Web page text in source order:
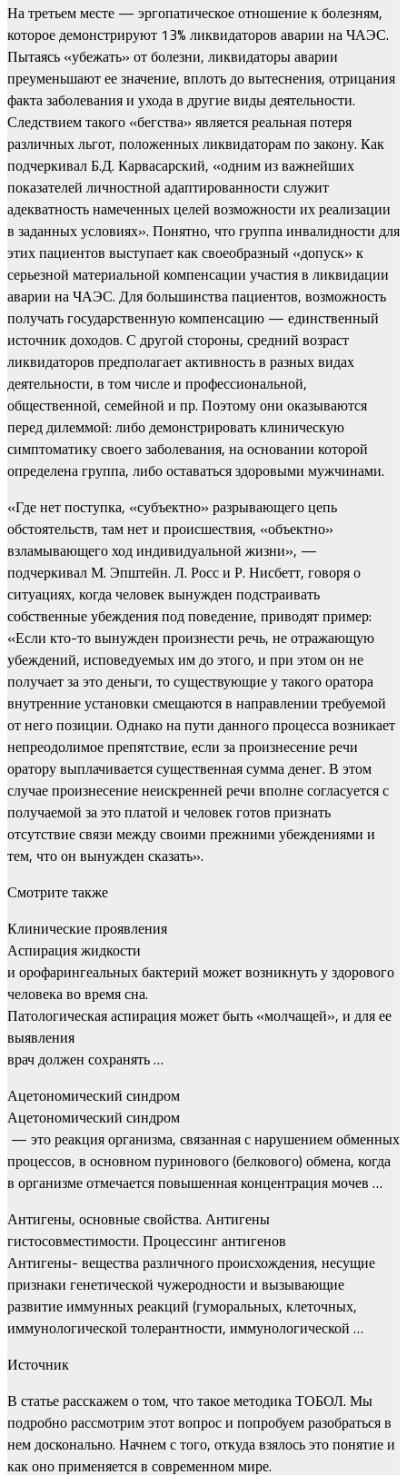
На третьем месте — эргопатическое отношение к болезням,
которое демонстрируют 13% ликвидаторов аварии на ЧАЭС.
Пытаясь «убежать» от болезни, ликвидаторы аварии
преуменьшают ее значение, вплоть до вытеснения, отрицания
факта заболевания и ухода в другие виды деятельности.
Следствием такого «бегства» является реальная потеря
различных льгот, положенных ликвидаторам по закону. Как
подчеркивал Б.Д. Карвасарский, «одним из важнейших
показателей личностной адаптированности служит
адекватность намеченных целей возможности их реализации
в заданных условиях». Понятно, что группа инвалидности для
этих пациентов выступает как своеобразный «допуск» к
серьезной материальной компенсации участия в ликвидации
аварии на ЧАЭС. Для большинства пациентов, возможность
получать государственную компенсацию — единственный
источник доходов. С другой стороны, средний возраст
ликвидаторов предполагает активность в разных видах
деятельности, в том числе и профессиональной,
общественной, семейной и пр. Поэтому они оказываются
перед дилеммой: либо демонстрировать клиническую
симптоматику своего заболевания, на основании которой
определена группа, либо оставаться здоровыми мужчинами.
«Где нет поступка, «субъектно» разрывающего цепь
обстоятельств, там нет и происшествия, «объектно»
взламывающего ход индивидуальной жизни», —
подчеркивал М. Эпштейн. Л. Росс и Р. Нисбетт, говоря о
ситуациях, когда человек вынужден подстраивать
собственные убеждения под поведение, приводят пример:
«Если кто-то вынужден произнести речь, не отражающую
убеждений, исповедуемых им до этого, и при этом он не
получает за это деньги, то существующие у такого оратора
внутренние установки смещаются в направлении требуемой
от него позиции. Однако на пути данного процесса возникает
непреодолимое препятствие, если за произнесение речи
оратору выплачивается существенная сумма денег. В этом
случае произнесение неискренней речи вполне согласуется с
получаемой за это платой и человек готов признать
отсутствие связи между своими прежними убеждениями и
тем, что он вынужден сказать».
Смотрите также
Клинические проявления
Аспирация жидкости
и орофарингеальных бактерий может возникнуть у здорового
человека во время сна.
Патологическая аспирация может быть «молчащей», и для ее
выявления
врач должен сохранять …
Ацетономический синдром
Ацетономический синдром
— это реакция организма, связанная с нарушением обменных
процессов, в основном пуринового (белкового) обмена, когда
в организме отмечается повышенная концентрация мочев …
Антигены, основные свойства. Антигены
гистосовместимости. Процессинг антигенов
Антигены- вещества различного происхождения, несущие
признаки генетической чужеродности и вызывающие
развитие иммунных реакций (гуморальных, клеточных,
иммунологической толерантности, иммунологической …
Источник
В статье расскажем о том, что такое методика ТОБОЛ. Мы
подробно рассмотрим этот вопрос и попробуем разобраться в
нем досконально. Начнем с того, откуда взялось это понятие и
как оно применяется в современном мире.